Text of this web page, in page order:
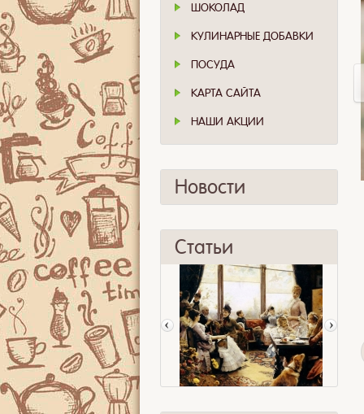
ШОКОЛАД
КУЛИНАРНЫЕ ДОБАВКИ
ПОСУДА
КАРТА САЙТА
НАШИ АКЦИИ
Новости
Статьи